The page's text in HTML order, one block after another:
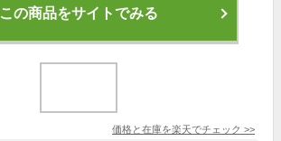
この商品をサイトでみる
価格と在庫を楽天でチェック >>